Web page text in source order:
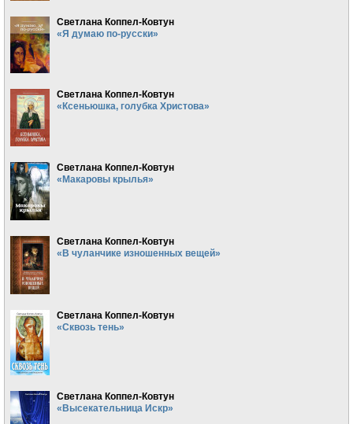
Светлана Коппел-Ковтун
«Я думаю по-русски»
Светлана Коппел-Ковтун
«Ксеньюшка, голубка Христова»
Светлана Коппел-Ковтун
«Макаровы крылья»
Светлана Коппел-Ковтун
«В чуланчике изношенных вещей»
Светлана Коппел-Ковтун
«Сквозь тень»
Светлана Коппел-Ковтун
«Высекательница Искр»